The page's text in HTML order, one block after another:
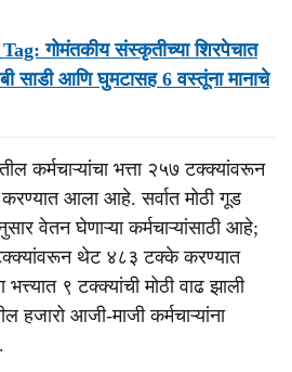
गोमंतकीय संस्कृतीच्या शिरपेचात
साडी आणि घुमटासह 6 वस्तूंना मानाचे
कर्मचाऱ्यांचा भत्ता २५७ टक्क्यांवरून
आला आहे. सर्वात मोठी गूड
वेतन घेणाऱ्या कर्मचाऱ्यांसाठी आहे;
टक्क्यांवरून थेट ४८३ टक्के करण्यात
९ टक्क्यांची मोठी वाढ झाली
हजारो आजी-माजी कर्मचाऱ्यांना